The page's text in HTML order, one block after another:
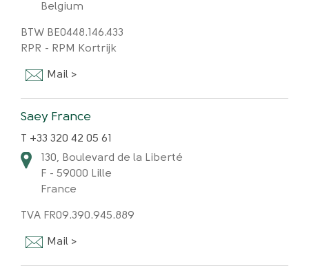
Belgium
BTW BE0448.146.433
RPR - RPM Kortrijk
Mail >
Saey France
T +33 320 42 05 61
130, Boulevard de la Liberté
F - 59000 Lille
France
TVA FR09.390.945.889
Mail >